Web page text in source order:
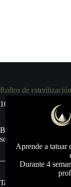
Rollos de
16,50
Rango
de
hasta
Bobina con indicador
sometidas a un
Tamaño:
Aprende a tatuar
Durante 4